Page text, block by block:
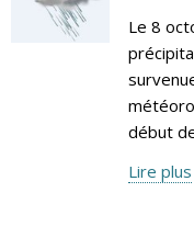
Le 8
début
Lire plus